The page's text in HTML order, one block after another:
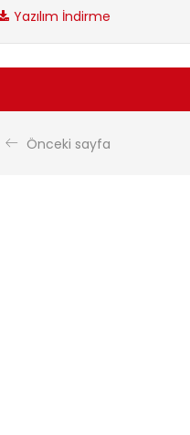
Yazılım İndirme
Önceki sayfa